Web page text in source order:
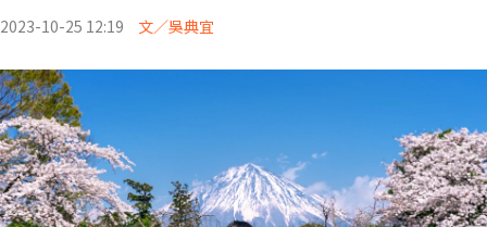
2023-10-25 12:19 文／吳典宜